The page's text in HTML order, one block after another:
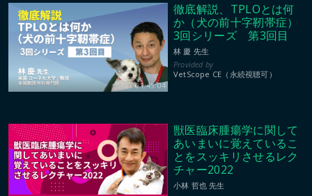
01:45:04
徹底解説、TPLOとは何
か（犬の前十字靭帯症）
3回シリーズ 第3回目
林 慶 先生
VetScope CE（永続視聴可）
獣医臨床腫瘍学に関して
あいまいに覚えているこ
とをスッキリさせるレク
チャー2022
小林 哲也 先生